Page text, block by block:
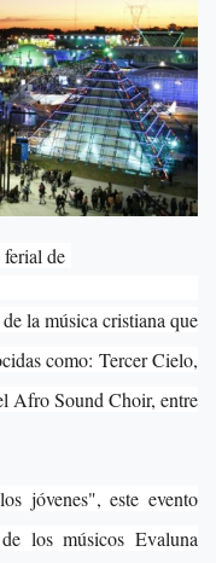
de
la música cristiana que
como: Tercer Cielo,
Afro Sound Choir, entre
jóvenes", este evento
los músicos Evaluna